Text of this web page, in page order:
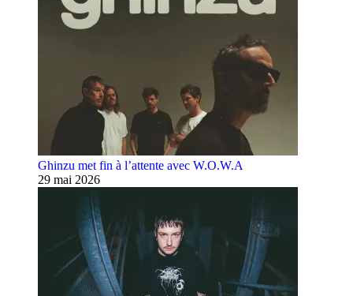
Ghinzu met fin à l’attente avec W.O.W.A
29 mai 2026